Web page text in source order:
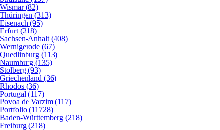
Wismar (82)
Thüringen (313)
Eisenach (95)
Erfurt (218)
Sachsen-Anhalt (408)
Wernigerode (67)
Quedlinburg (113)
Naumburg (135)
Stolberg (93)
Griechenland (36)
Rhodos (36)
Portugal (117)
Povoa de Varzim (117)
Portfolio (11728)
Baden-Württemberg (218)
Freiburg (218)